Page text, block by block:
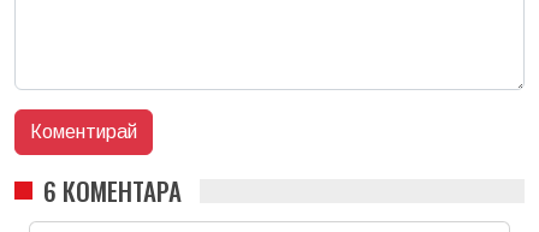
6 КОМЕНТАРА